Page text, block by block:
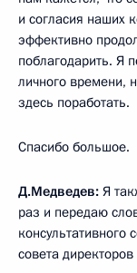
и согласия наших
эффективно
поблагодарить. Я
личного времени,
здесь поработать.
Спасибо большое.
Д.Медведев: Я
раз и передаю
консультативного
совета